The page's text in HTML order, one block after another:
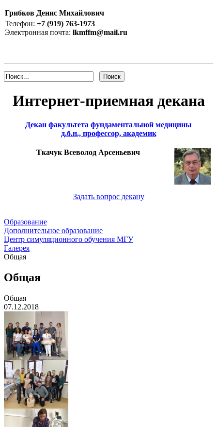
Грибков Денис Михайлович
Телефон: +7 (919) 763-1973
Электронная почта: lkmffm@mail.ru
Интернет-приемная декана
Декан факультета фундаментальной медицины
д.б.н., профессор, академик
Ткачук Всеволод Арсеньевич
Задать вопрос декану
Образование
Дополнительное образование
Центр симуляционного обучения МГУ
Галерея
Общая
Общая
Общая
07.12.2018